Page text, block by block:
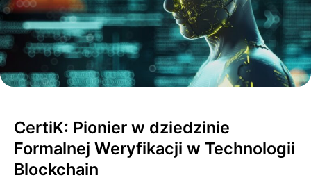
CertiK: Pionier w dziedzinie
Formalnej Weryfikacji w Technologii
Blockchain